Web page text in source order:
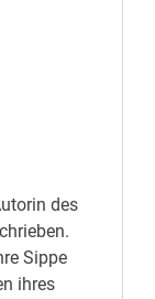
des
Sippe
ihres